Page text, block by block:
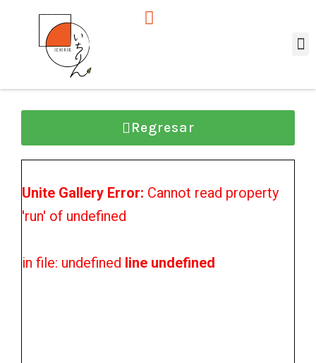
contenido
I
a
g
r
a
m
Regresar
Unite Gallery Error: Cannot read property
'run' of undefined
in file: undefined line undefined